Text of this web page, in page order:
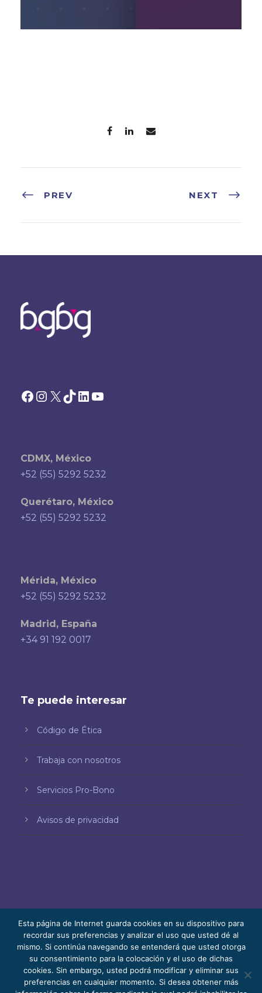
PREV NEXT
Facebook Instagram X TikTok LinkedIn YouTube
CDMX, México
+52 (55) 5292 5232
Querétaro, México
+52 (55) 5292 5232
Mérida, México
+52 (55) 5292 5232
Madrid, España
+34 91 192 0017
Te puede interesar
Código de Ética
Trabaja con nosotros
Servicios Pro-Bono
Avisos de privacidad
© 2026 Bello, Gallardo, Bonequi y García,
S.C.
Contenido traducido automáticamente. La
Esta página de Internet guarda cookies en su dispositivo para
recordar sus preferencias y analizar el uso que usted dé al
mismo. Si continúa navegando se entenderá que usted otorga
su consentimiento para la colocación y el uso de dichas
cookies. Sin embargo, usted podrá modificar y eliminar sus
preferencias en cualquier momento. Si desea obtener más